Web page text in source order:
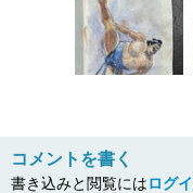
コメントを書く
書き込みと閲覧にはログ